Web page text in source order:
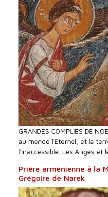
GRANDES COMPLIES DE
au monde l'Eternel, et la
l'Inaccessible. Les Anges et
Prière arménienne à la
Grégoire de Narek